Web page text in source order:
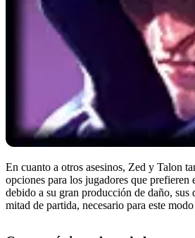
En cuanto a otros asesinos, Zed y Talon
opciones para los jugadores que prefieren
debido a su gran producción de daño, sus
mitad de partida, necesario para este